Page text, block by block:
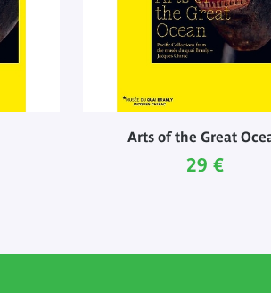
Arts of the Great
Prix
29 €